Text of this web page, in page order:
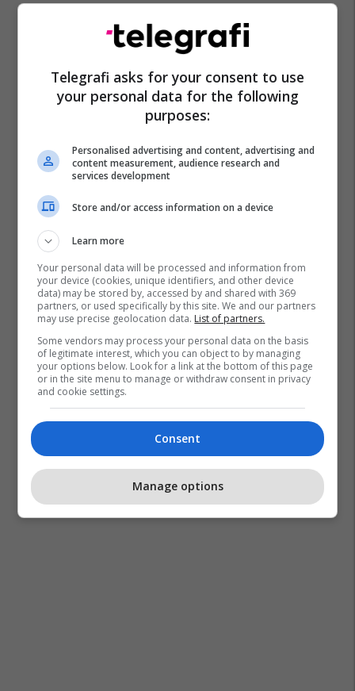
Telegrafi asks for your consent to use
your personal data for the following
purposes:
Personalised advertising and content, advertising and
content measurement, audience research and
services development
Store and/or access information on a device
Learn more
Your personal data will be processed and information from
your device (cookies, unique identifiers, and other device
data) may be stored by, accessed by and shared with 369
partners, or used specifically by this site. We and our partners
may use precise geolocation data. List of partners.
Some vendors may process your personal data on the basis
of legitimate interest, which you can object to by managing
your options below. Look for a link at the bottom of this page
or in the site menu to manage or withdraw consent in privacy
and cookie settings.
Consent
Manage options